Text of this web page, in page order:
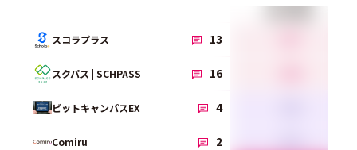
スコラプラス
13
スクパス | SCHPASS 16
ビットキャンパスEX 4
Comiru 2